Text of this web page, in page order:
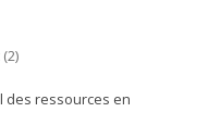
(2)
ressources en